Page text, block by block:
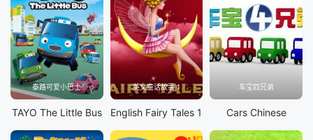
泰路可爱小巴士
TAYO The Little Bus
英文童话故事 1
English Fairy Tales 1
车宝四兄弟
Cars Chinese